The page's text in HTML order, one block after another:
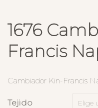
1676
Francis
Cambiador Kin-Francis
Tejido